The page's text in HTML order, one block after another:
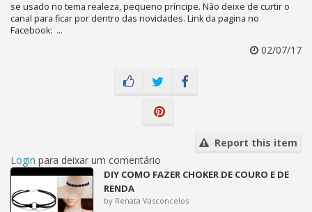
se usado no tema realeza, pequeno príncipe. Não deixe de curtir o
canal para ficar por dentro das novidades. Link da pagina no
Facebook: ...
02/07/17
Report this item
Login para deixar um comentário
DIY COMO FAZER CHOKER DE COURO E DE
RENDA
by Renata Vasconcelos